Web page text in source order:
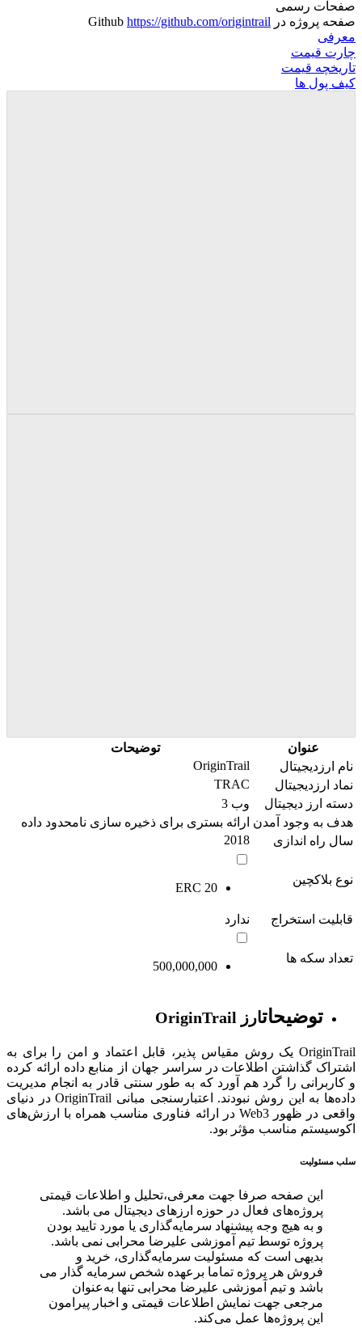
صفحات رسمی
صفحه پروژه در Github https://github.com/origintrail
معرفی
چارت قیمت
تاریخچه قیمت
کیف پول ها
عنوان
توضیحات
نام ارزدیجیتال
OriginTrail
نماد ارزدیجیتال
TRAC
دسته ارز دیجیتال
وب 3
هدف به وجود آمدن ارائه بستری برای ذخیره سازی نامحدود داده
سال راه اندازی
2018
نوع بلاکچین
ERC 20
قابلیت استخراج ندارد
تعداد سکه ها
500,000,000
توضیحاتارز OriginTrail
OriginTrail یک روش مقیاس‌ پذیر، قابل اعتماد و امن را برای به
اشتراک گذاشتن اطلاعات در سراسر جهان از منابع داده ارائه کرده
و کاربرانی را گرد هم آورد که به طور سنتی قادر به انجام مدیریت
داده‌ها به این روش نبودند. اعتبارسنجی مبانی OriginTrail در دنیای
واقعی در ظهور Web3 در ارائه فناوری مناسب همراه با ارزش‌های
اکوسیستم مناسب مؤثر بود.
سلب مسئولیت
این صفحه صرفا جهت معرفی،تحلیل و اطلاعات قیمتی
پروژه‌های فعال در حوزه ارزهای دیجیتال می باشد.
و به هیچ وجه پیشنهاد سرمایه‌گذاری یا مورد تایید بودن
پروژه توسط تیم آموزشی علیرضا محرابی نمی باشد.
بدیهی است که مسئولیت سرمایه‌گذاری، خرید و
فروش هر پروژه تماما برعهده شخص سرمایه گذار می
باشد و تیم آموزشی علیرضا محرابی تنها به‌عنوان
مرجعی جهت نمایش اطلاعات قیمتی و اخبار پیرامون
این پروژه‌‌ها عمل می‌کند.